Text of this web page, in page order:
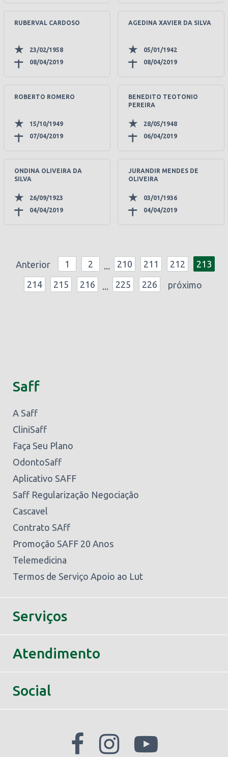
RUBERVAL CARDOSO
23/02/1958
08/04/2019
AGEDINA XAVIER DA SILVA
05/01/1942
08/04/2019
ROBERTO ROMERO
15/10/1949
07/04/2019
BENEDITO TEOTONIO
PEREIRA
28/05/1948
06/04/2019
ONDINA OLIVEIRA DA
SILVA
26/09/1923
04/04/2019
JURANDIR MENDES DE
OLIVEIRA
03/01/1936
04/04/2019
Anterior 1 2 ... 210 211 212
213
214
215 216 ... 225 226 próximo
Saff
A Saff
CliniSaff
Faça Seu Plano
OdontoSaff
Aplicativo SAFF
Saff Regularização Negociação
Cascavel
Contrato SAff
Promoção SAFF 20 Anos
Telemedicina
Termos de Serviço Apoio ao Lut
Serviços
Atendimento
Social